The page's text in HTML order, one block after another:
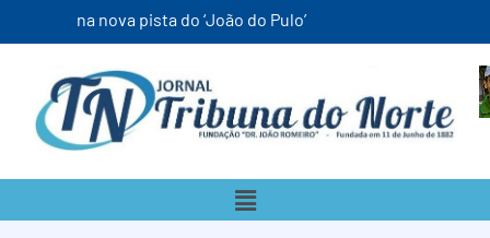
na nova pista do ‘João do Pulo’